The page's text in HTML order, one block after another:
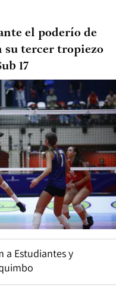
el poderío de
su tercer tropiezo
17
a Estudiantes y